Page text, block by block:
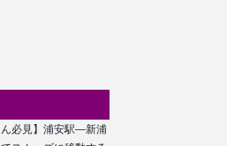
ん必見】浦安駅―新浦